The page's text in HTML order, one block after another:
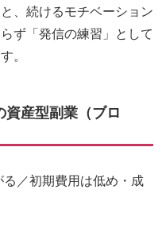
、続けるモチベーション
ず「発信の練習」として
。
産型副業（ブロ
／初期費用は低め・成